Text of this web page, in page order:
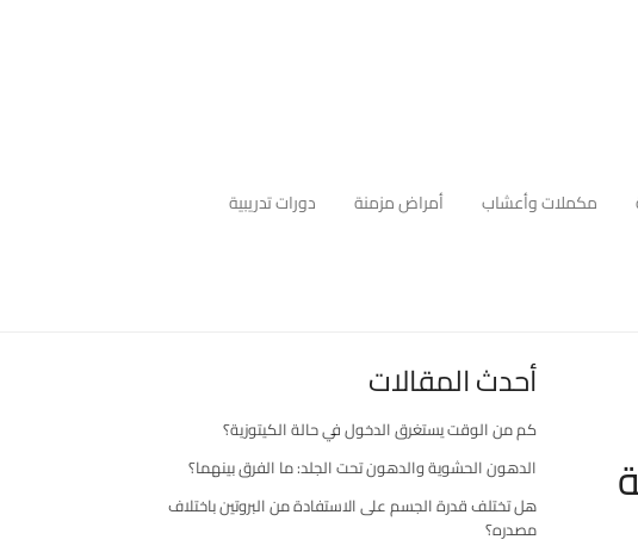
مكملات وأعشاب أمراض مزمنة
دورات تدريبية
أحدث المقالات
كم من الوقت يستغرق الدخول في حالة الكيتوزية؟
الدهون الحشوية والدهون تحت الجلد: ما الفرق بينهما؟
هل تختلف قدرة الجسم على الاستفادة من البروتين باختلاف
مصدره؟